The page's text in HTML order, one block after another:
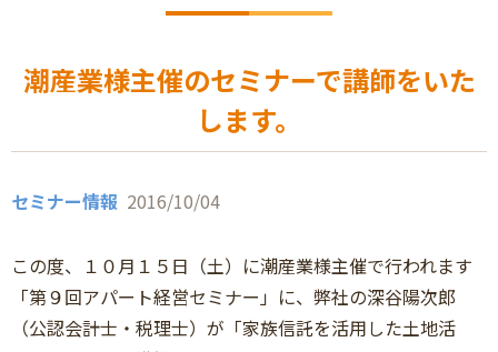
潮産業様主催のセミナーで講師をいた
します。
セミナー情報 2016/10/04
この度、１０月１５日（土）に潮産業様主催で行われます
「第９回アパート経営セミナー」に、弊社の深谷陽次郎
（公認会計士・税理士）が「家族信託を活用した土地活